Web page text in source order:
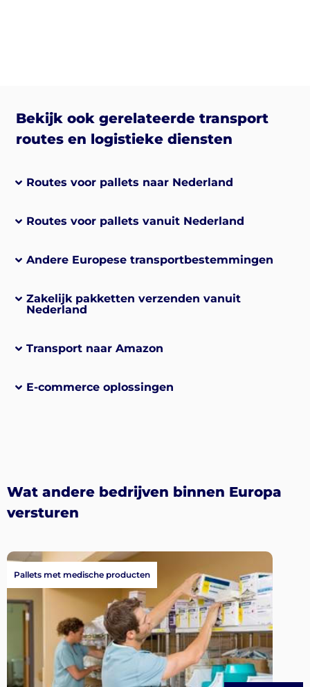
Bekijk ook gerelateerde transport
routes en logistieke diensten
Routes voor pallets naar Nederland
Routes voor pallets vanuit Nederland
Andere Europese transportbestemmingen
Zakelijk pakketten verzenden vanuit
Nederland
Transport naar Amazon
E-commerce oplossingen
Wat andere bedrijven binnen Europa
versturen
Pallets met medische producten